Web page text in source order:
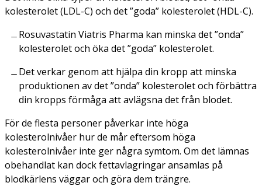
kolesterolet (LDL-C) och det ”goda” kolesterolet (HDL-C).
Rosuvastatin Viatris Pharma kan minska det ”onda”
kolesterolet och öka det ”goda” kolesterolet.
Det verkar genom att hjälpa din kropp att minska
produktionen av det ”onda” kolesterolet och förbättra
din kropps förmåga att avlägsna det från blodet.
För de flesta personer påverkar inte höga
kolesterolnivåer hur de mår eftersom höga
kolesterolnivåer inte ger några symtom. Om det lämnas
obehandlat kan dock fettavlagringar ansamlas på
blodkärlens väggar och göra dem trängre.